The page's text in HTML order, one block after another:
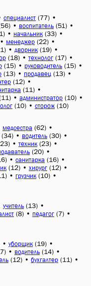
специалист (77) •
• воспитатель (51) •
• начальник (33) •
• менеджер (22) •
• дворник (19) •
(18) • технолог (17) •
(15) • руководитель (15) •
(13) • продавец (13) •
(12) •
(11) •
• администратор (10) •
(10) • сторож (10)
медсестра (62) •
(34) • водитель (30) •
• техник (23) •
(20) •
• санитарка (16) •
(12) • хирург (12) •
• грузчик (10) •
учитель (13) •
(8) • педагог (7) •
• уборщик (19) •
• водитель (14) •
(12) • бухгалтер (11) •